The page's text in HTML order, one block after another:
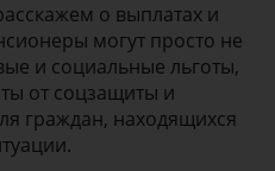
о выплатах и
могут просто не
и социальные льготы,
от соцзащиты и
граждан, находящихся